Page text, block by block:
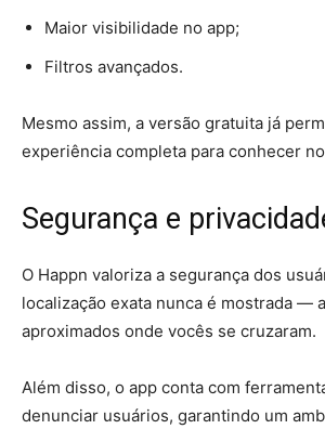
Maior visibilidade no app;
Filtros avançados.
Mesmo assim, a versão gratuita já
experiência completa para conhecer
Segurança e
O Happn valoriza a segurança dos
localização exata nunca é mostrada —
aproximados onde vocês se cruzaram.
Além disso, o app conta com
denunciar usuários, garantindo um